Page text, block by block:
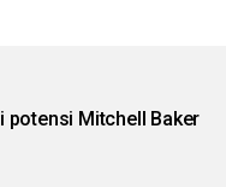
potensi Mitchell Baker